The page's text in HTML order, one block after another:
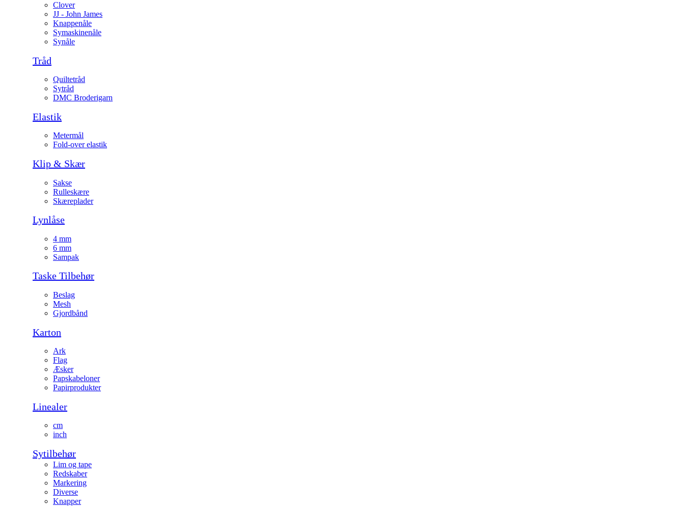
Clover
JJ - John James
Knappenåle
Symaskinenåle
Synåle
Tråd
Quiltetråd
Sytråd
DMC Broderigarn
Elastik
Metermål
Fold-over elastik
Klip & Skær
Sakse
Rulleskære
Skæreplader
Lynlåse
4 mm
6 mm
Sampak
Taske Tilbehør
Beslag
Mesh
Gjordbånd
Karton
Ark
Flag
Æsker
Papskabeloner
Papirprodukter
Linealer
cm
inch
Sytilbehør
Lim og tape
Redskaber
Markering
Diverse
Knapper